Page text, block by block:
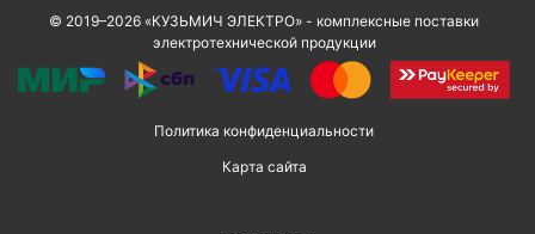
© 2019–2026 «КУЗЬМИЧ ЭЛЕКТРО» - комплексные поставки
электротехнической продукции
Политика конфиденциальности
Карта сайта